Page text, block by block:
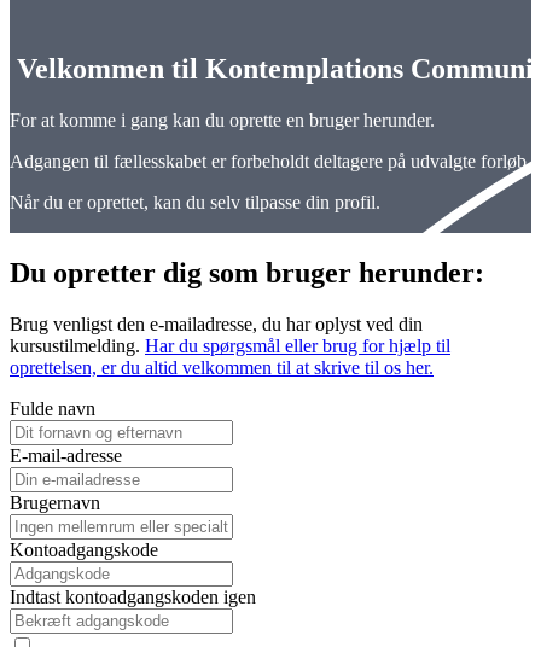
Velkommen til Kontemplations
For at komme i gang kan du oprette en bruger herunder.
Adgangen til fællesskabet er forbeholdt deltagere på udvalgte
Når du er oprettet, kan du selv tilpasse din profil.
Du opretter dig som bruger herunder:
Brug venligst den e-mailadresse, du har oplyst ved din
kursustilmelding. Har du spørgsmål eller brug for hjælp til
oprettelsen, er du altid velkommen til at skrive til os her.
Fulde navn
E-mail-adresse
Brugernavn
Kontoadgangskode
Indtast kontoadgangskoden igen